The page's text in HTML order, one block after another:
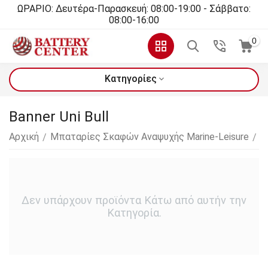
ΩΡΑΡΙΟ: Δευτέρα-Παρασκευή: 08:00-19:00 - Σάββατο:
08:00-16:00
0
Κατηγορίες
Banner Uni Bull
Αρχική / Μπαταρίες Σκαφών Αναψυχής Marine-Leisure /
Δεν υπάρχουν προϊόντα Κάτω από αυτήν την
Κατηγορία.